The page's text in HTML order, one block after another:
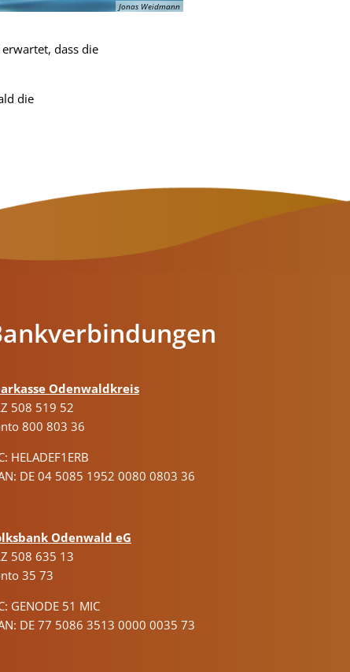
Jonas Weidmann
dass die
die
Odenwaldkreis
508 519 52
800 803 36
HELADEF1ERB
DE 04 5085 1952 0080 0803 36
Odenwald eG
508 635 13
35 73
GENODE 51 MIC
DE 77 5086 3513 0000 0035 73